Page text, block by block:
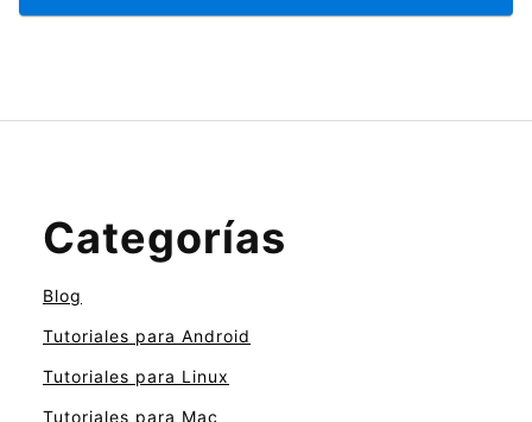
Categorías
Blog
Tutoriales para Android
Tutoriales para Linux
Tutoriales para Mac